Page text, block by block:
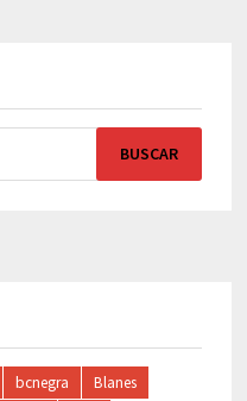
bcnegra Blanes